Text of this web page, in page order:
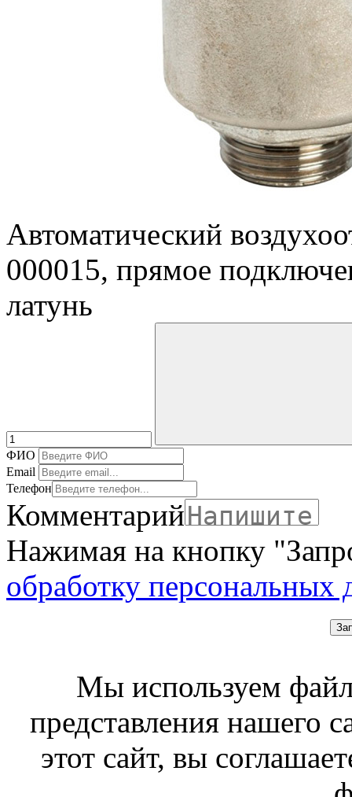
Автоматический
000015, прямое
латунь
ФИО
Email
Телефон
Комментарий
Нажимая на кнопку
обработку персональных
Мы используем
представления нашего
этот сайт, вы